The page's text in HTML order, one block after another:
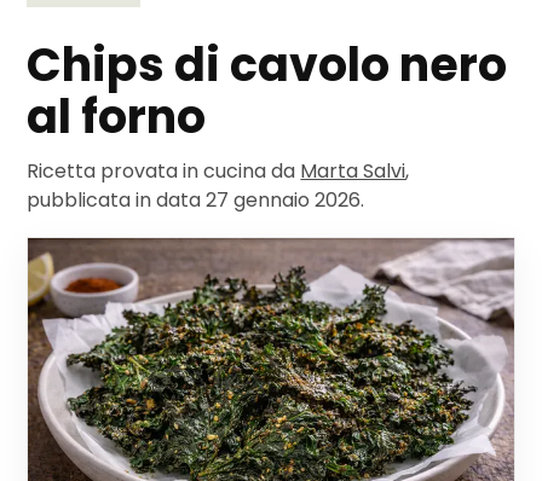
Chips di cavolo nero
al forno
Ricetta provata in cucina da Marta Salvi,
pubblicata in data27 gennaio 2026.